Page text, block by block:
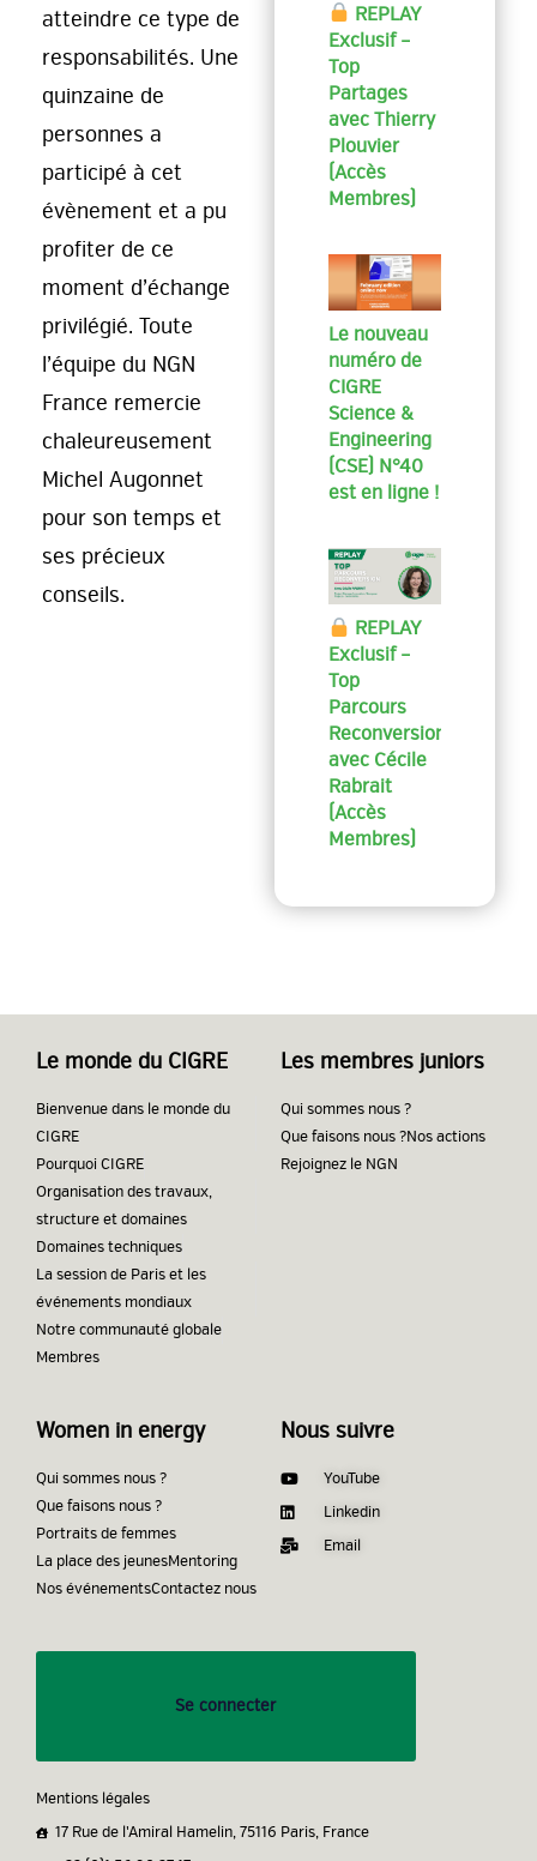
atteindre ce type de
responsabilités. Une
quinzaine de
personnes a
participé à cet
évènement et a pu
profiter de ce
moment d’échange
privilégié. Toute
l’équipe du NGN
France remercie
chaleureusement
Michel Augonnet
pour son temps et
ses précieux
conseils.
REPLAY
Exclusif –
Top
Partages
avec Thierry
Plouvier
(Accès
Membres)
Le nouveau
numéro de
CIGRE
Science &
Engineering
(CSE) N°40
est en ligne !
REPLAY
Exclusif –
Top
Parcours
Reconversion
avec Cécile
Rabrait
(Accès
Membres)
Le monde du CIGRE
Bienvenue dans le monde du
CIGRE
Pourquoi CIGRE
Organisation des travaux,
structure et domaines
Domaines techniques
La session de Paris et les
événements mondiaux
Notre communauté globale
Membres
Les membres juniors
Qui sommes nous ?
Que faisons nous ?Nos actions
Rejoignez le NGN
Women in energy
Qui sommes nous ?
Que faisons nous ?
Portraits de femmes
La place des jeunesMentoring
Nos événementsContactez nous
Nous suivre
YouTube
Linkedin
Email
Se connecter
Mentions légales
17 Rue de l'Amiral Hamelin, 75116 Paris, France